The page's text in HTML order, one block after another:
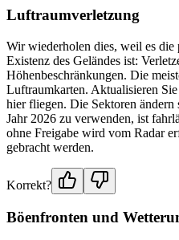
Luftraumverletzung
Wir wiederholen dies, weil es
Existenz des Geländes ist:
Höhenbeschränkungen. Die
Luftraumkarten. Aktualisieren
hier fliegen. Die Sektoren
Jahr 2026 zu verwenden, ist
ohne Freigabe wird vom Radar
gebracht werden.
Korrekt?
Böenfronten und